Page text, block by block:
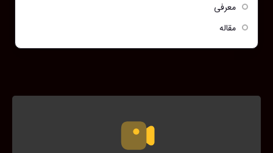
معرفی
مقاله